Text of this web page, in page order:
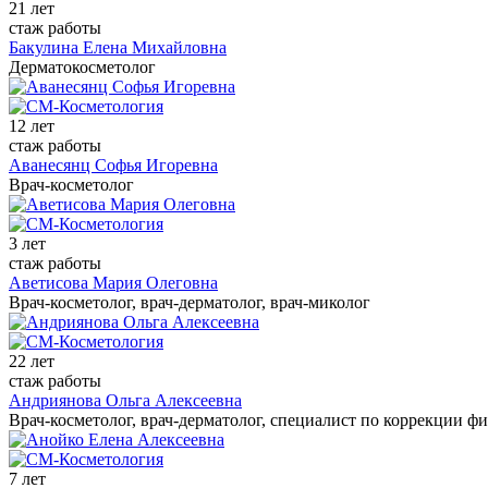
21 лет
стаж работы
Бакулина Елена Михайловна
Дерматокосметолог
12 лет
стаж работы
Аванесянц Софья Игоревна
Врач-косметолог
3 лет
стаж работы
Аветисова Мария Олеговна
Врач-косметолог, врач-дерматолог, врач-миколог
22 лет
стаж работы
Андриянова Ольга Алексеевна
Врач-косметолог, врач-дерматолог, специалист по коррекции
7 лет